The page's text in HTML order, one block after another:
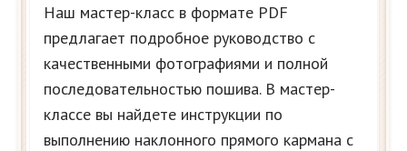
Наш мастер-класс в формате PDF
предлагает подробное руководство с
качественными фотографиями и полной
последовательностью пошива. В мастер-
классе вы найдете инструкции по
выполнению наклонного прямого кармана с